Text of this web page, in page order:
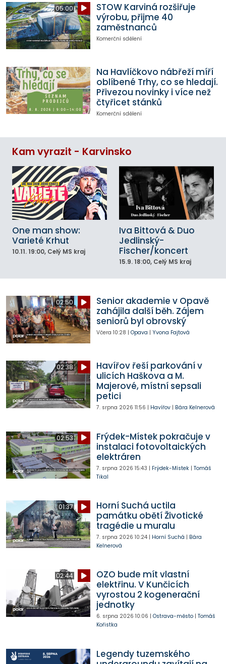
05:00
STOW Karviná rozšiřuje
výrobu, přijme 40
zaměstnanců
Komerční sdělení
Na Havlíčkovo nábřeží míří
oblíbené Trhy, co se hledají.
Přivezou novinky i více než
čtyřicet stánků
Komerční sdělení
Kam vyrazit - Karvinsko
One man show:
Varieté Krhut
10.11. 19:00, Celý MS kraj
Iva Bittová & Duo
Jedlinský-
Fischer/koncert
15.9. 18:00, Celý MS kraj
02:50
Senior akademie v Opavě
zahájila další běh. Zájem
seniorů byl obrovský
Včera 10:28 | Opava | Yvona Fajtová
02:38
Havířov řeší parkování v
ulicích Haškova a M.
Majerové, místní sepsali
petici
7. srpna 2026 11:56 | Havířov| Bára Kelnerová
02:53
Frýdek-Místek pokračuje v
instalaci fotovoltaických
elektráren
7. srpna 2026 15:43 | Frýdek-Místek| Tomáš
Tikal
01:37
Horní Suchá uctila
památku obětí Životické
tragédie u muralu
7. srpna 2026 10:24| Horní Suchá | Bára
Kelnerová
02:44
OZO bude mít vlastní
elektřinu. V Kunčicích
vyrostou 2 kogenerační
jednotky
6. srpna 2026 10:06 | Ostrava-město| Tomáš
Kořistka
Legendy tuzemského